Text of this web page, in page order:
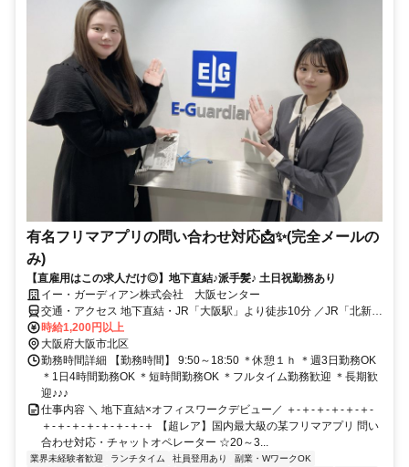
有名フリマアプリの問い合わせ対応📩✨(完全メールの
み)
【直雇用はこの求人だけ◎】地下直結♪派手髪♪ 土日祝勤務あり
イー・ガーディアン株式会社 大阪センター
交通・アクセス 地下直結・JR「大阪駅」より徒歩10分 ／JR「北新地
駅」より徒歩5分
時給1,200円以上
大阪府大阪市北区
勤務時間詳細 【勤務時間】 9:50～18:50 ＊休憩１ｈ ＊週3日勤務OK
＊1日4時間勤務OK ＊短時間勤務OK ＊フルタイム勤務歓迎 ＊長期歓
迎♪♪♪
仕事内容 ＼ 地下直結×オフィスワークデビュー／ ＋-＋-＋-＋-＋-＋-
＋-＋-＋-＋-＋-＋-＋-＋ 【超レア】国内最大級の某フリマアプリ 問い
合わせ対応・チャットオペレーター ☆20～3...
業界未経験者歓迎 ランチタイム 社員登用あり
副業・WワークOK